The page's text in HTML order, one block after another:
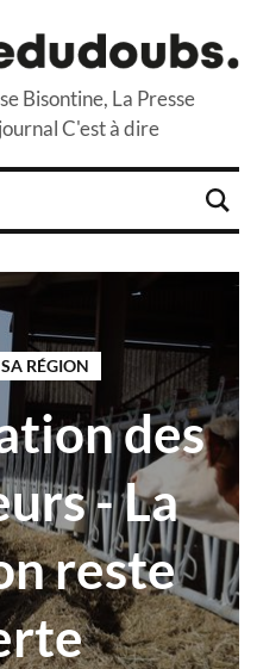
Bisontine, La Presse
C'est à dire
RÉGION
des
- La
reste